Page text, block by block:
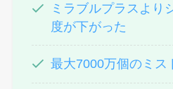
ミラブルプラスより
度が下がった
最大7000万個のミス